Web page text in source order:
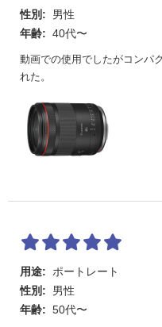
性別:
男性
年齢: 40代〜
動画での使用でしたがコンパ
れた。
用途:
ポートレート
性別:
男性
年齢: 50代〜